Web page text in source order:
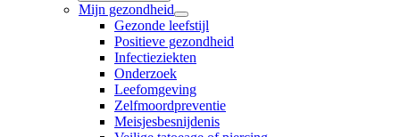
Mijn gezondheid
Gezonde leefstijl
Positieve gezondheid
Infectieziekten
Onderzoek
Leefomgeving
Zelfmoordpreventie
Meisjesbesnijdenis